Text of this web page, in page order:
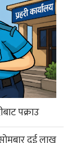
पक्राउ